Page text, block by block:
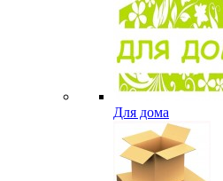
Для дома